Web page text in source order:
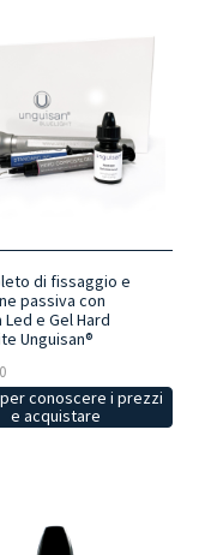
di fissaggio e
passiva con
Led e Gel Hard
Unguisan®
conoscere i prezzi
e acquistare